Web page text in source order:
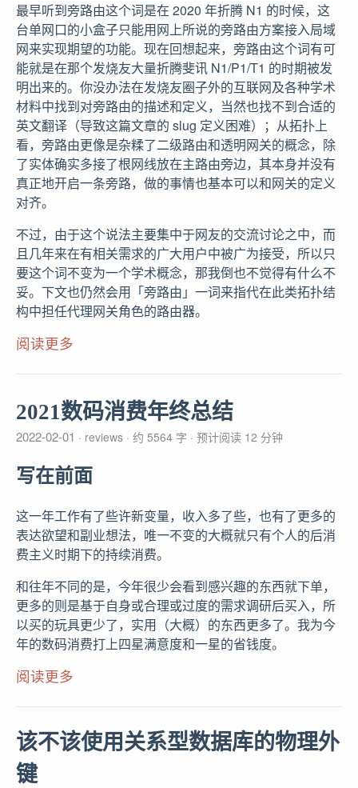
最早听到旁路由这个词是在 2020 年折腾 N1 的时候，这
台单网口的小盒子只能用网上所说的旁路由方案接入局域
网来实现期望的功能。现在回想起来，旁路由这个词有可
能就是在那个发烧友大量折腾斐讯 N1/P1/T1 的时期被发
明出来的。你没办法在发烧友圈子外的互联网及各种学术
材料中找到对旁路由的描述和定义，当然也找不到合适的
英文翻译（导致这篇文章的 slug 定义困难）；从拓扑上
看，旁路由更像是杂糅了二级路由和透明网关的概念，除
了实体确实多接了根网线放在主路由旁边，其本身并没有
真正地开启一条旁路，做的事情也基本可以和网关的定义
对齐。
不过，由于这个说法主要集中于网友的交流讨论之中，而
且几年来在有相关需求的广大用户中被广为接受，所以只
要这个词不变为一个学术概念，那我倒也不觉得有什么不
妥。下文也仍然会用「旁路由」一词来指代在此类拓扑结
构中担任代理网关角色的路由器。
阅读更多
2021数码消费年终总结
2022-02-01 reviews 约 5564 字 预计阅读 12 分钟
写在前面
这一年工作有了些许新变量，收入多了些，也有了更多的
表达欲望和副业想法，唯一不变的大概就只有个人的后消
费主义时期下的持续消费。
和往年不同的是，今年很少会看到感兴趣的东西就下单，
更多的则是基于自身或合理或过度的需求调研后买入，所
以买的玩具更少了，实用（大概）的东西更多了。我为今
年的数码消费打上四星满意度和一星的省钱度。
阅读更多
该不该使用关系型数据库的物理外
键